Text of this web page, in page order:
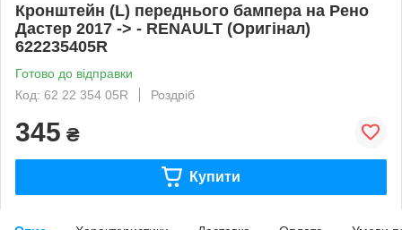
Кронштейн (L) переднього бампера на Рено
Дастер 2017 -> - RENAULT (Оригінал)
622235405R
Готово до відправки
Код: 62 22 354 05R
Роздріб
345 ₴
Купити